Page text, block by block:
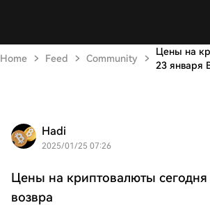
Home Feed Community
Цены на
23 января
Hadi
2025/01/25 07:26
Цены на криптовалюты сегодня
возвра